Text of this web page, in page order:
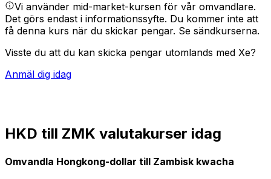
Vi använder mid-market-kursen för vår omvandlare.
Det görs endast i informationssyfte. Du kommer inte att
få denna kurs när du skickar pengar. Se sändkurserna.
Visste du att du kan skicka pengar utomlands med Xe?
Anmäl dig idag
HKD till ZMK valutakurser idag
Omvandla Hongkong-dollar till Zambisk kwacha